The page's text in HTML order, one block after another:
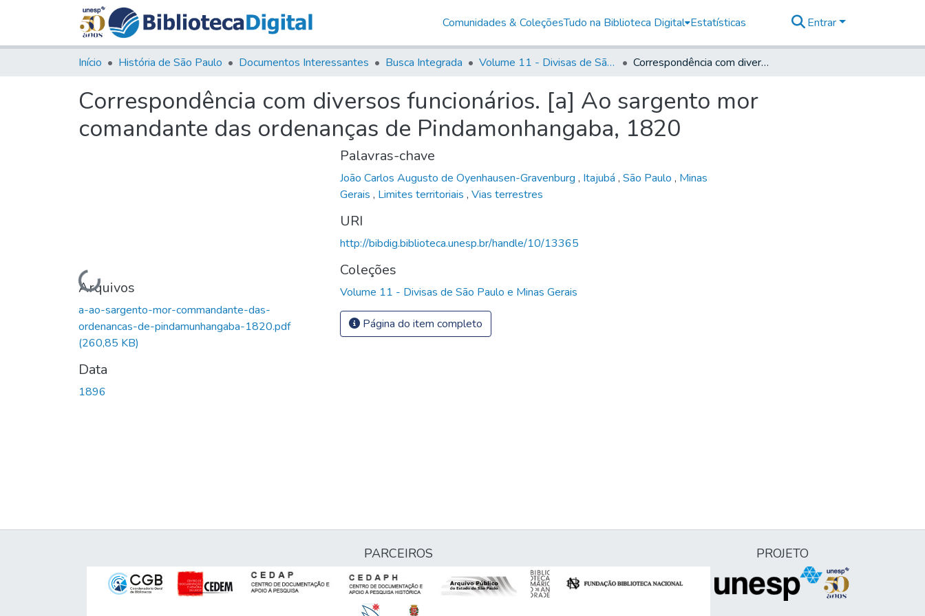
Comunidades & ColeçõesTudo na Biblioteca Digital Estatísticas Entrar
Início História de São Paulo Documentos Interessantes Busca Integrada Volume 11 - Divisas de São Paulo e Minas Gerais Correspondência com diversos funcionários. [a] Ao sargento mor comandante das ordenanças de Pindamonhangaba, 1820
Correspondência com diversos funcionários. [a] Ao sargento mor
comandante das ordenanças de Pindamonhangaba, 1820
Carregando...
Arquivos
a-ao-sargento-mor-commandante-das-
ordenancas-de-pindamunhangaba-1820.pdf
(260,85 KB)
Data
1896
Palavras-chave
João Carlos Augusto de Oyenhausen-Gravenburg , Itajubá , São Paulo , Minas
Gerais , Limites territoriais , Vias terrestres
URI
http://bibdig.biblioteca.unesp.br/handle/10/13365
Coleções
Volume 11 - Divisas de São Paulo e Minas Gerais
Página do item completo
PARCEIROS PROJETO